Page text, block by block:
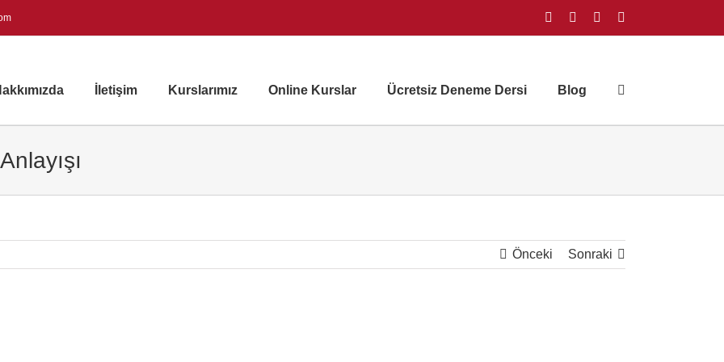
FacebookInstagram
İletişim Kurslarımız Online Kurslar Ücretsiz Deneme Dersi Blog
Önceki Sonraki